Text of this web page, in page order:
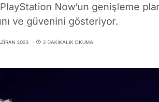
Now’un genişleme
ve güvenini gösteriyor.
2023 2 DAKIKALIK OKUMA